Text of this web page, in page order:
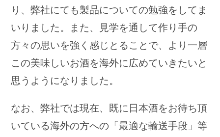
り、弊社にても製品についての勉強をしてま
いりました。また、見学を通して作り手の
方々の思いを強く感じとることで、より一層
この美味しいお酒を海外に広めていきたいと
思うようになりました。
なお、弊社では現在、既に日本酒をお待ち頂
いている海外の方への「最適な輸送手段」等